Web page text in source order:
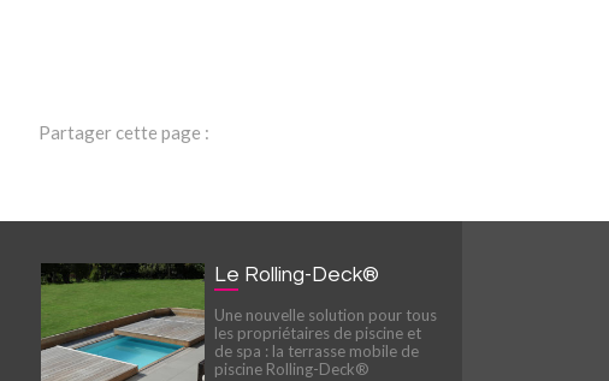
Partager cette page :
Le Rolling-Deck®
Une nouvelle solution pour tous
les propriétaires de piscine et
de spa : la terrasse mobile de
piscine Rolling-Deck®